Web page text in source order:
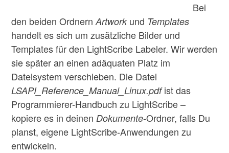
Bei
den beiden OrdnernArtworkund Templates
handelt es sich um zusätzliche Bilder und
Templates für den LightScribe Labeler. Wir werden
sie später an einen adäquaten Platz im
Dateisystem verschieben. Die Datei
LSAPI_Reference_Manual_Linux.pdfist das
Programmierer-Handbuch zu LightScribe –
kopiere es in deinen Dokumente-Ordner, falls Du
planst, eigene LightScribe-Anwendungen zu
entwickeln.